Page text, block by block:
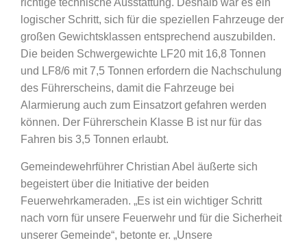
richtige technische Ausstattung. Deshalb war es ein
logischer Schritt, sich für die speziellen Fahrzeuge der
großen Gewichtsklassen entsprechend auszubilden.
Die beiden Schwergewichte LF20 mit 16,8 Tonnen
und LF8/6 mit 7,5 Tonnen erfordern die Nachschulung
des Führerscheins, damit die Fahrzeuge bei
Alarmierung auch zum Einsatzort gefahren werden
können. Der Führerschein Klasse B ist nur für das
Fahren bis 3,5 Tonnen erlaubt.
Gemeindewehrführer Christian Abel äußerte sich
begeistert über die Initiative der beiden
Feuerwehrkameraden. „Es ist ein wichtiger Schritt
nach vorn für unsere Feuerwehr und für die Sicherheit
unserer Gemeinde“, betonte er. „Unsere